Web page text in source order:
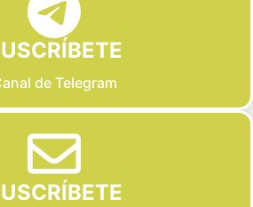
de Telegram